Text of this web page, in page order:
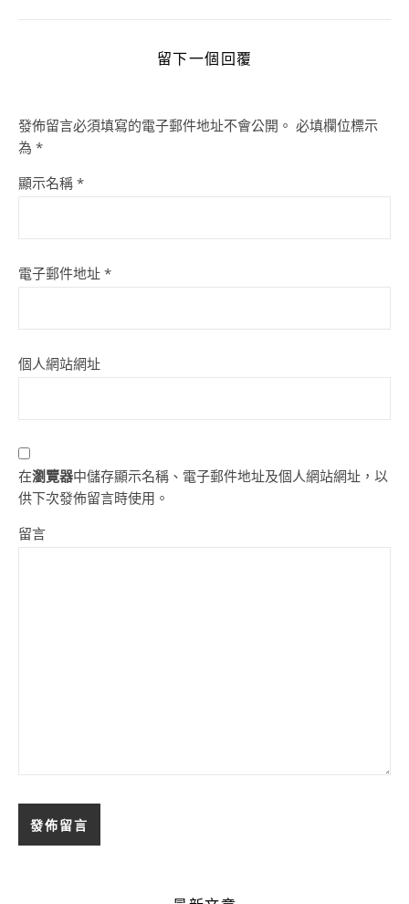
留下一個回覆
發佈留言必須填寫的電子郵件地址不會公開。 必填欄位標示
為 *
顯示名稱 *
電子郵件地址 *
個人網站網址
在瀏覽器中儲存顯示名稱、電子郵件地址及個人網站網址，以
供下次發佈留言時使用。
留言